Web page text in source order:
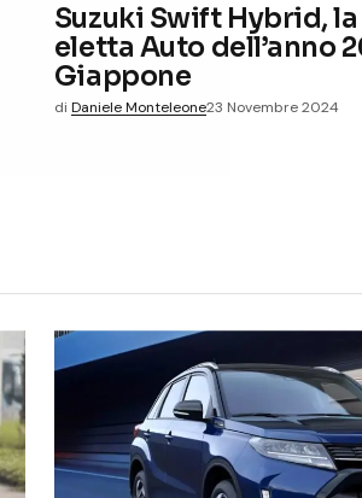
Suzuki Swift Hybrid,
eletta Auto dell’anno
Giappone
di Daniele Monteleone23 Novembre 2024